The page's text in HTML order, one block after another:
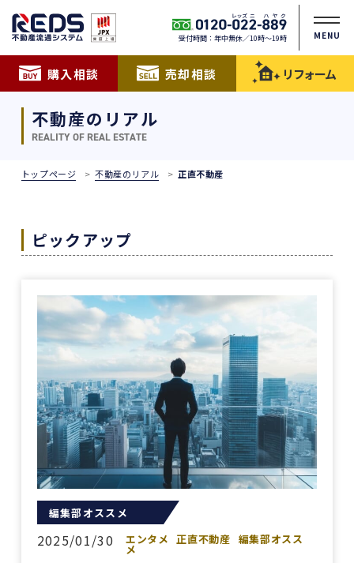
受付時間：年中無休／10時〜19時 MENU
購入相談 売却相談 リフォーム
不動産のリアル
REALITY OF REAL ESTATE
トップページ 不動産のリアル 正直不動産
ピックアップ
編集部オススメ
2025/01/30 エンタメ 正直不動産 編集部オスス
メ